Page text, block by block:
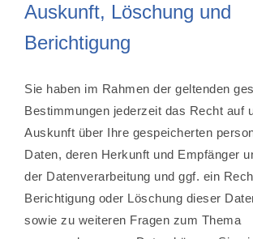
Auskunft, Löschung und
Berichtigung
Sie haben im Rahmen der geltenden
Bestimmungen jederzeit das Recht auf
Auskunft über Ihre gespeicherten
Daten, deren Herkunft und Empfänger
der Datenverarbeitung und ggf. ein
Berichtigung oder Löschung dieser
sowie zu weiteren Fragen zum Thema